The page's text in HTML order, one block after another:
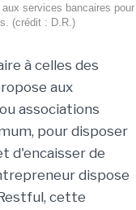
services bancaires pour
(crédit : D.R.)
à celles des
aux
associations
pour disposer
d'encaisser de
dispose
cette